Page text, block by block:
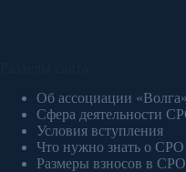
Об ассоциации «Волга»
Сфера деятельности
Условия вступления
Что нужно знать о СРО
Размеры взносов в СРО